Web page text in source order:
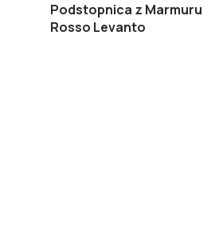
Podstopnica z Marmuru
Rosso Levanto